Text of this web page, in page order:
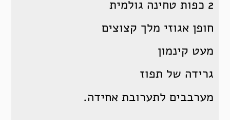
2 כפות טחינה גולמית
חופן אגוזי מלך קצוצים
מעט קינמון
גרידה של תפוז
מערבבים לתערובת אחידה.